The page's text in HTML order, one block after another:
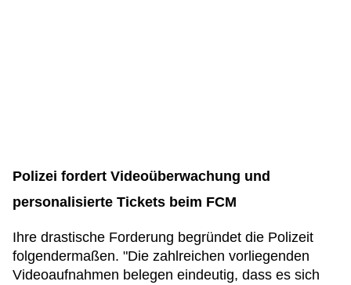
Polizei fordert Videoüberwachung und
personalisierte Tickets beim FCM
Ihre drastische Forderung begründet die Polizeit
folgendermaßen. "Die zahlreichen vorliegenden
Videoaufnahmen belegen eindeutig, dass es sich